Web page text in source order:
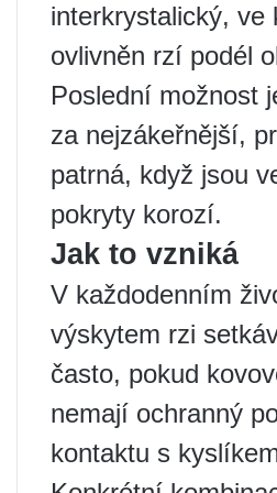
interkrystalický, ve
ovlivněn rzí podél
Poslední možnost
za nejzákeřnější,
patrná, když jsou
pokryty korozí.
Jak to vzniká
V každodenním
výskytem rzi
často, pokud
nemají ochranný
kontaktu s